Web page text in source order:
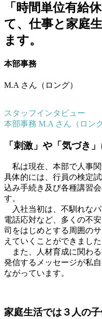
お仕事を探す
エントリーは
「時間単位有給
て、仕事と家庭
ます。
本部事務
M.A さん（ロング）
スタッフインタビュー
本部事務 M.A さん（ロング
「刺激」や「気づき
私は現在、本部で人事関
具体的には、行員の検定
込み手続き及び各種講習
す。
入社当初は、不馴れなパ
電話応対など、多くの不
司をはじめとする周囲の
えていくことができました
また、人材育成に関わ
発信するメッセージが私
ながっています。
家庭生活では３人の